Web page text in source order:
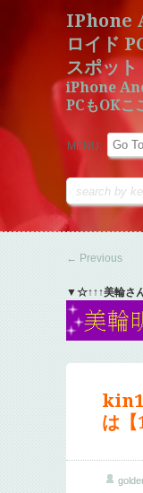
IPhone
ロイド
スポット
iPhone
PCもOKこ
MENU:
← Previous
▼☆↑↑↑美輪さ
は【